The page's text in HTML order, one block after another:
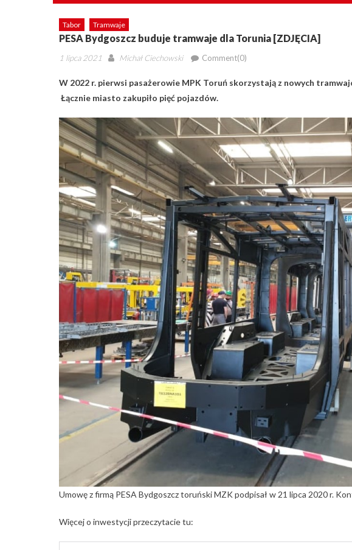
Tabor Tramwaje
PESA Bydgoszcz buduje tramwaje dla Torunia [ZDJĘCIA]
Posted
1 lipca 2021 Author
Michał Ciechowski Comment(0)
W 2022 r. pierwsi pasażerowie MPK Toruń skorzystają z nowych
Łącznie miasto zakupiło pięć pojazdów.
Umowę z firmą PESA Bydgoszcz toruński MZK podpisał w 21 lipca 2020 r.
Więcej o inwestycji przeczytacie tu: